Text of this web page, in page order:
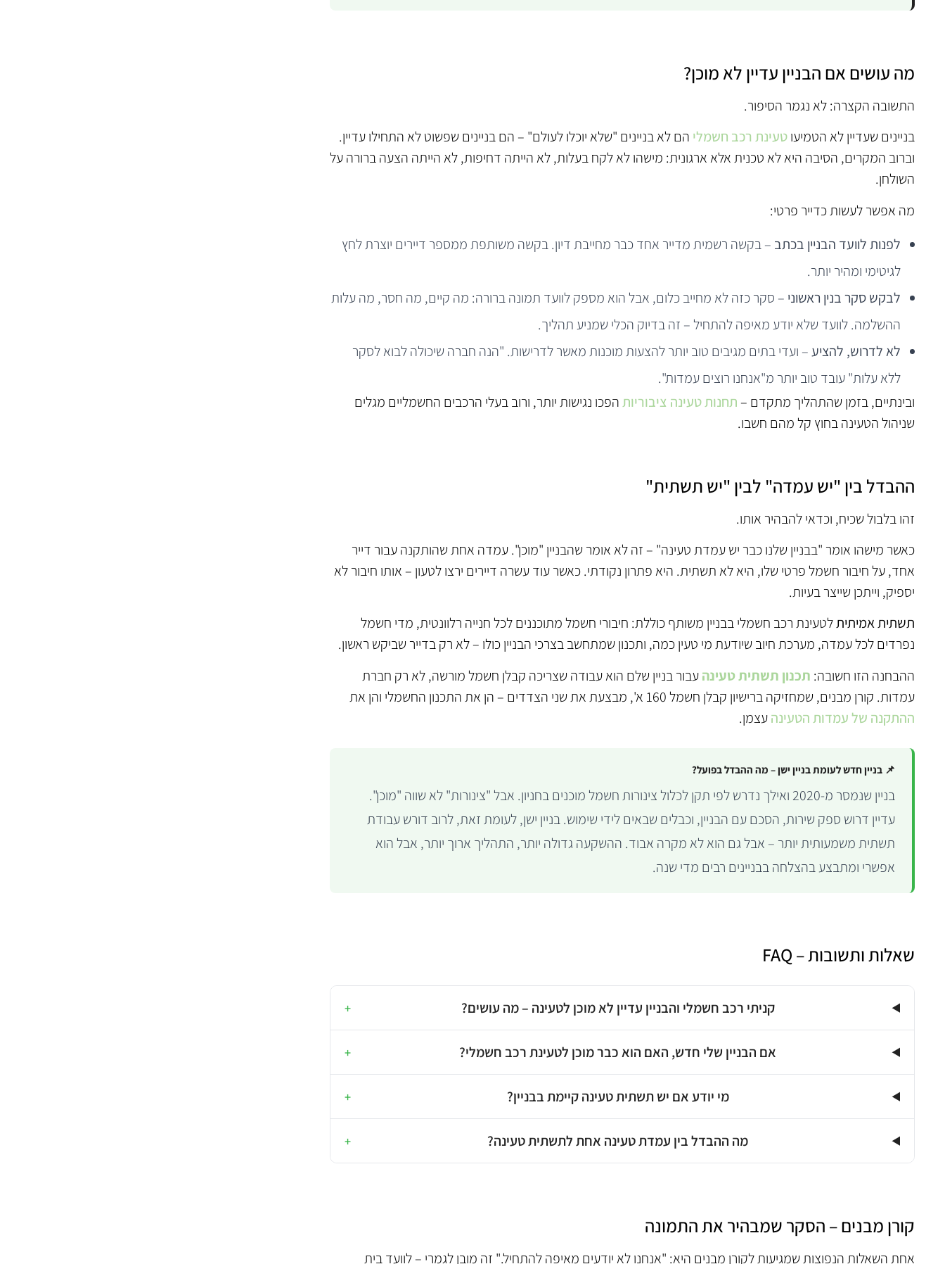
מה עושים אם הבניין עדיין לא מוכן?
התשובה הקצרה: לא נגמר הסיפור.
בניינים שעדיין לא הטמיעוטעינת רכב חשמלי הם לא בניינים "שלא יוכלו לעולם" – הם בניינים שפשוט לא התחילו עדיין.
וברוב המקרים, הסיבה היא לא טכנית אלא ארגונית: מישהו לא לקח בעלות, לא הייתה דחיפות, לא הייתה הצעה ברורה על
השולחן.
מה אפשר לעשות כדייר פרטי:
לפנות לוועד הבניין בכתב – בקשה רשמית מדייר אחד כבר מחייבת דיון. בקשה משותפת ממספר דיירים יוצרת לחץ
לגיטימי ומהיר יותר.
לבקש סקר בנין ראשוני – סקר כזה לא מחייב כלום, אבל הוא מספק לוועד תמונה ברורה: מה קיים, מה חסר, מה עלות
ההשלמה. לוועד שלא יודע מאיפה להתחיל – זה בדיוק הכלי שמניע תהליך.
לא לדרוש, להציע– ועדי בתים מגיבים טוב יותר להצעות מוכנות מאשר לדרישות. "הנה חברה שיכולה לבוא לסקר
ללא עלות" עובד טוב יותר מ"אנחנו רוצים עמדות".
ובינתיים, בזמן שהתהליך מתקדם – תחנות טעינה ציבוריותהפכו נגישות יותר, ורוב בעלי הרכבים החשמליים מגלים
שניהול הטעינה בחוץ קל מהם חשבו.
ההבדל בין "יש עמדה" לבין "יש תשתית"
זהו בלבול שכיח, וכדאי להבהיר אותו.
כאשר מישהו אומר "בבניין שלנו כבר יש עמדת טעינה" – זה לא אומר שהבניין "מוכן". עמדה אחת שהותקנה עבור דייר
אחד, על חיבור חשמל פרטי שלו, היא לא תשתית. היא פתרון נקודתי. כאשר עוד עשרה דיירים ירצו לטעון – אותו חיבור לא
יספיק, וייתכן שייצר בעיות.
תשתית אמיתיתלטעינת רכב חשמלי בבניין משותף כוללת: חיבורי חשמל מתוכננים לכל חנייה רלוונטית, מדי חשמל
נפרדים לכל עמדה, מערכת חיוב שיודעת מי טעין כמה, ותכנון שמתחשב בצרכי הבניין כולו – לא רק בדייר שביקש ראשון.
ההבחנה הזו חשובה: תכנון תשתית טעינהעבור בניין שלם הוא עבודה שצריכה קבלן חשמל מורשה, לא רק חברת
עמדות. קורן מבנים, שמחזיקה ברישיון קבלן חשמל 160 א', מבצעת את שני הצדדים – הן את התכנון החשמלי והן את
ההתקנה של עמדות הטעינהעצמן.
📌 בניין חדש לעומת בניין ישן – מה ההבדל בפועל?
בניין שנמסר מ-2020 ואילך נדרש לפי תקן לכלול צינורות חשמל מוכנים בחניון. אבל "צינורות" לא שווה "מוכן".
עדיין דרוש ספק שירות, הסכם עם הבניין, וכבלים שבאים לידי שימוש. בניין ישן, לעומת זאת, לרוב דורש עבודת
תשתית משמעותית יותר – אבל גם הוא לא מקרה אבוד. ההשקעה גדולה יותר, התהליך ארוך יותר, אבל הוא
אפשרי ומתבצע בהצלחה בבניינים רבים מדי שנה.
שאלות ותשובות – FAQ
קניתי רכב חשמלי והבניין עדיין לא מוכן לטעינה – מה עושים? +
אם הבניין שלי חדש, האם הוא כבר מוכן לטעינת רכב חשמלי? +
מי יודע אם יש תשתית טעינה קיימת בבניין? +
מה ההבדל בין עמדת טעינה אחת לתשתית טעינה? +
קורן מבנים – הסקר שמבהיר את התמונה
אחת השאלות הנפוצות שמגיעות לקורן מבנים היא: "אנחנו לא יודעים מאיפה להתחיל." זה מובן לגמרי – לוועד בית